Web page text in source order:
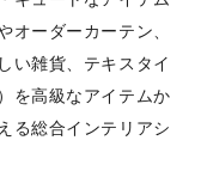
オーダーカーテン、
い雑貨、テキスタイ
を高級なアイテムか
る総合インテリアシ